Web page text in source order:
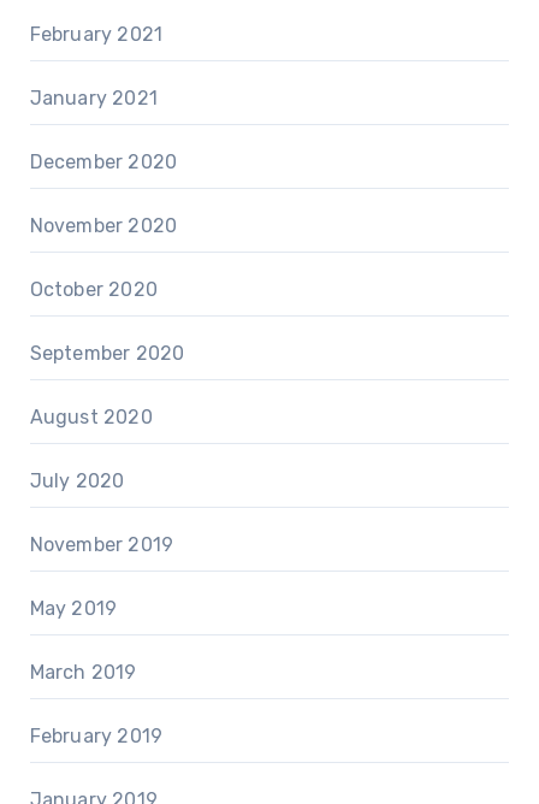
February 2021
January 2021
December 2020
November 2020
October 2020
September 2020
August 2020
July 2020
November 2019
May 2019
March 2019
February 2019